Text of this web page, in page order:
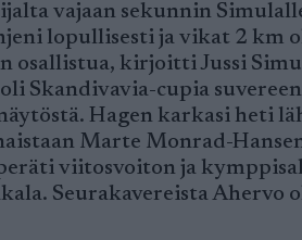
vajaan sekunnin
lopullisesti ja vikat 2 km
kirjoitti Jussi
Skandivavia-cupia
Hagen karkasi heti
Marte Monrad-
viitosvoiton ja
Seurakavereista Ahervo